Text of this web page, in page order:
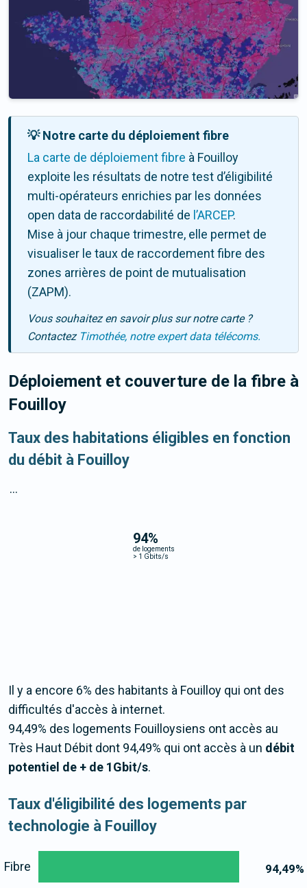
💡 Notre carte du déploiement fibre
La carte de déploiement fibre à Fouilloy
exploite les résultats de notre test d’éligibilité
multi-opérateurs enrichies par les données
open data de raccordabilité de l’ARCEP.
Mise à jour chaque trimestre, elle permet de
visualiser le taux de raccordement fibre des
zones arrières de point de mutualisation
(ZAPM).
Vous souhaitez en savoir plus sur notre carte ?
Contactez Timothée, notre expert data télécoms.
Déploiement et couverture de la fibre à
Fouilloy
Taux des habitations éligibles en fonction
du débit à Fouilloy
94%
de logements
> 1 Gbits/s
...
Il y a encore 6% des habitants à Fouilloy qui ont des
difficultés d'accès à internet.
94,49% des logements Fouilloysiens ont accès au
Très Haut Débit dont 94,49% qui ont accès à un débit
potentiel de + de 1Gbit/s.
Taux d'éligibilité des logements par
technologie à Fouilloy
94,49%
Fibre